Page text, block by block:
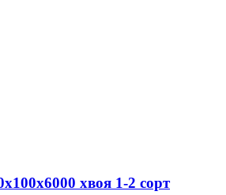
хвоя 1-2 сорт